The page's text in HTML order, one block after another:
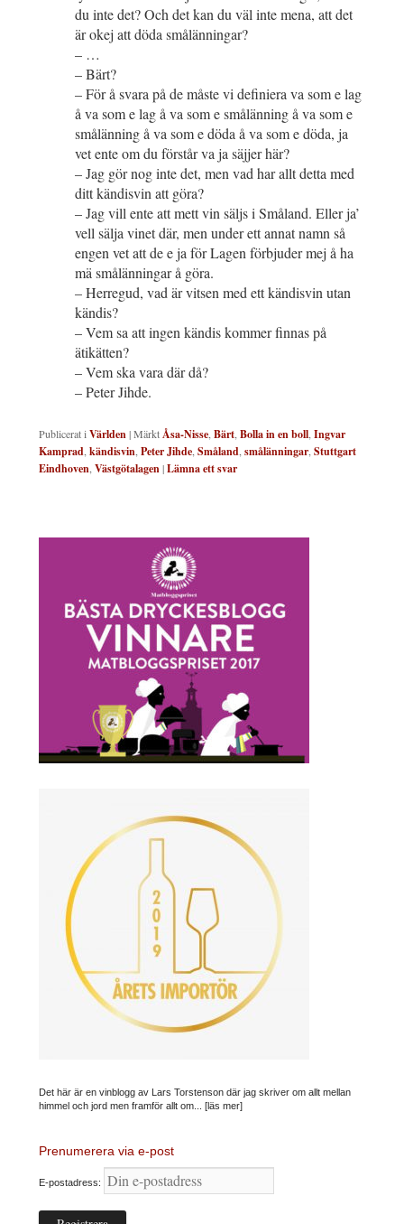
du inte det? Och det kan du väl inte mena, att det
är okej att döda smålänningar?
– …
– Bärt?
– För å svara på de måste vi definiera va som e lag
å va som e lag å va som e smålänning å va som e
smålänning å va som e döda å va som e döda, ja
vet ente om du förstår va ja säjjer här?
– Jag gör nog inte det, men vad har allt detta med
ditt kändisvin att göra?
– Jag vill ente att mett vin säljs i Småland. Eller ja’
vell sälja vinet där, men under ett annat namn så
engen vet att de e ja för Lagen förbjuder mej å ha
mä smålänningar å göra.
– Herregud, vad är vitsen med ett kändisvin utan
kändis?
– Vem sa att ingen kändis kommer finnas på
ätikätten?
– Vem ska vara där då?
– Peter Jihde.
Publicerat iVärlden|MärktÅsa-Nisse,Bärt,Bolla in en boll,Ingvar
Kamprad,kändisvin,Peter Jihde,Småland,smålänningar,Stuttgart
Eindhoven,Västgötalagen|Lämna ett svar
Det här är en vinblogg av Lars Torstenson där jag skriver om allt mellan
himmel och jord men framför allt om... [läs mer]
Prenumerera via e-post
E-postadress: